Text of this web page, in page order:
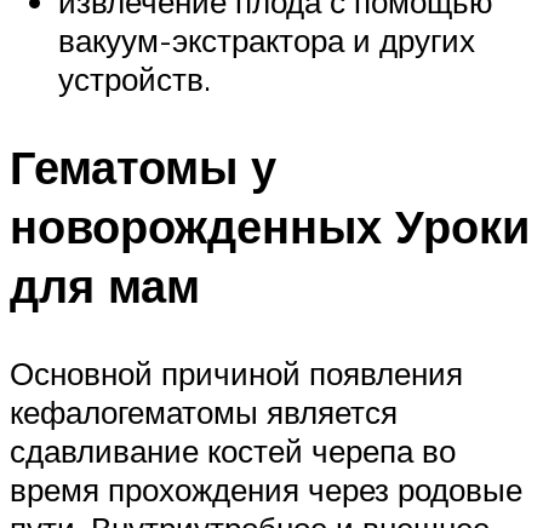
вакуум-экстрактора и других
устройств.
Гематомы у
новорожденных Уроки
для мам
Основной причиной появления
кефалогематомы является
сдавливание костей черепа во
время прохождения через родовые